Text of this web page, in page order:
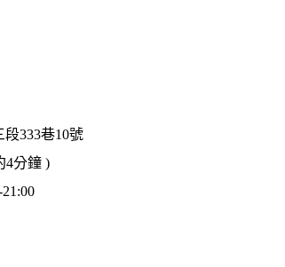
333巷10號
4分鐘 )